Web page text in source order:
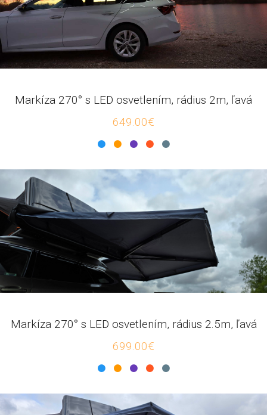
Markíza 270° s LED osvetlením, rádius 2m, ľavá
649.00€
Markíza 270° s LED osvetlením, rádius 2.5m, ľavá
699.00€